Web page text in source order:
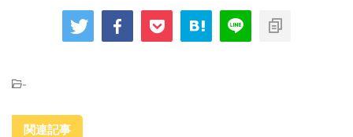
-
関連記事